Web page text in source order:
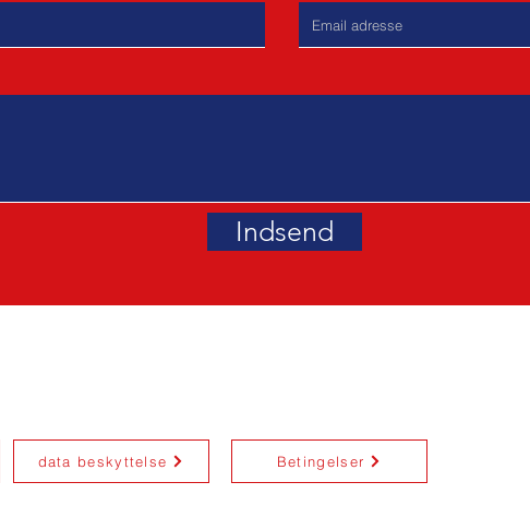
Indsend
data beskyttelse Betingelser